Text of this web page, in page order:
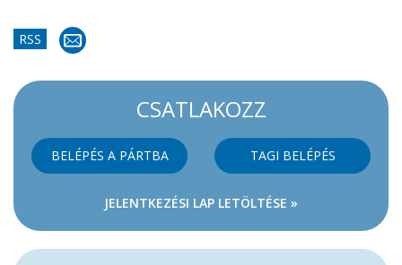
RSS
CSATLAKOZZ
BELÉPÉS A PÁRTBA TAGI BELÉPÉS
JELENTKEZÉSI LAP LETÖLTÉSE »